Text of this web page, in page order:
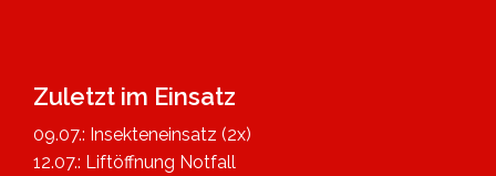
Zuletzt im Einsatz
09.07.: Insekteneinsatz (2x)
12.07.: Liftöffnung Notfall